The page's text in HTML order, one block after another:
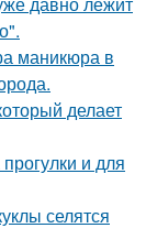
маникюра в
делает
и для
селятся